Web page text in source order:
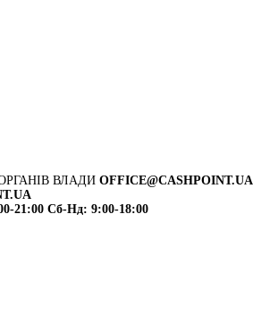
ВЛАДИ OFFICE@CASHPOINT.UA
21:00 Сб-Нд: 9:00-18:00